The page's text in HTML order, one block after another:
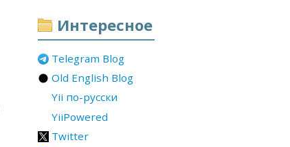
Интересное
Telegram Blog
Old English Blog
Yii по-русски
YiiPowered
Twitter